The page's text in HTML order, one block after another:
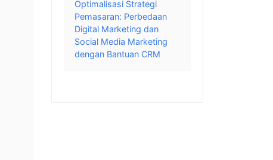
Optimalisasi Strategi
Pemasaran: Perbedaan
Digital Marketing dan
Social Media Marketing
dengan Bantuan CRM